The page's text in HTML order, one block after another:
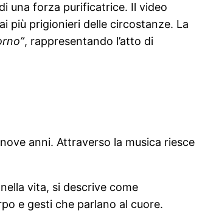
una forza purificatrice. Il video
più prigionieri delle circostanze. La
, rappresentando l’atto di
anni. Attraverso la musica riesce
vita, si descrive come
e gesti che parlano al cuore.